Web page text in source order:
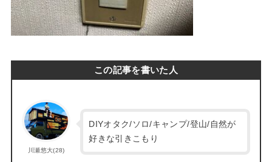
この記事を書いた人
川瀬悠大(28)
DIYオタク/ソロ/キャンプ/登山/自然が
好きな引きこもり